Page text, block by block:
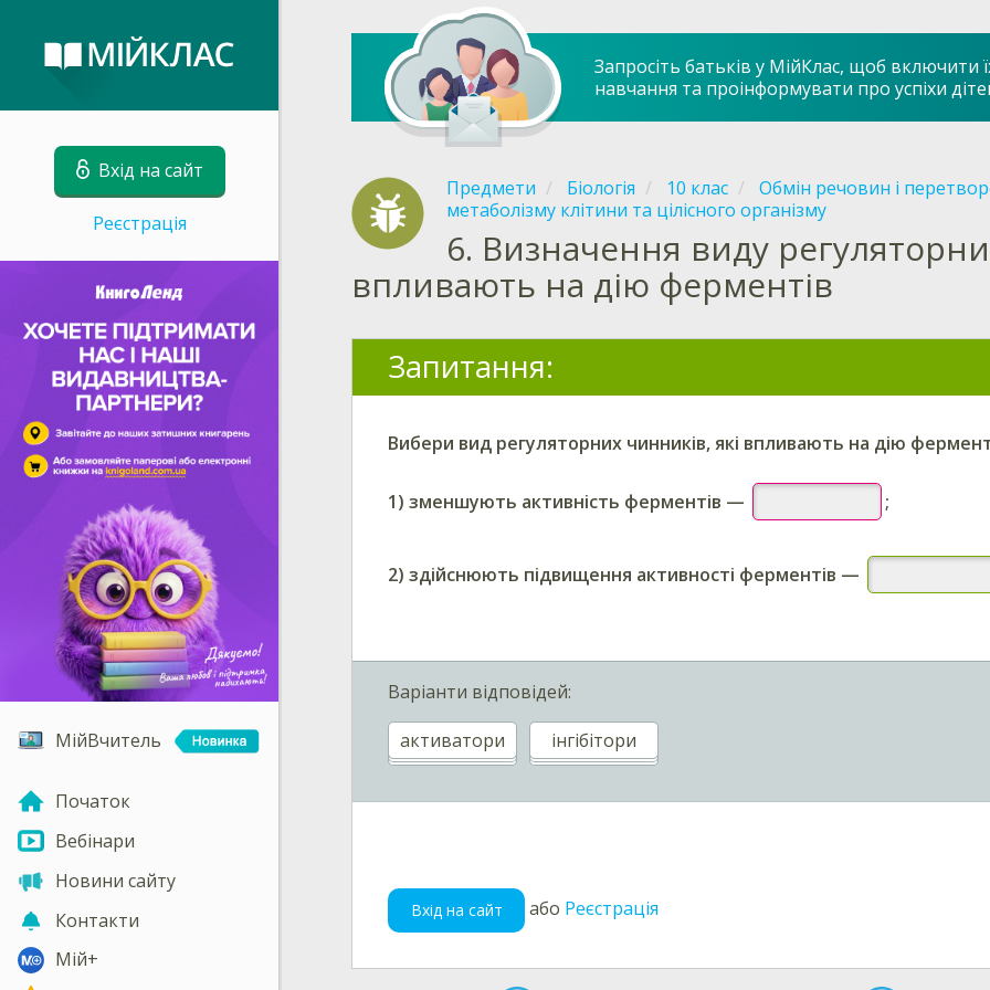
Вхід на сайт
Реєстрація
МійВчитель
Початок
Вебінари
Новини сайту
Контакти
Мій+
Запросіть батьків у МійКлас, щоб включити
навчання та проінформувати про успіхи
Предмети Біологія 10 клас
Обмін речовин і
метаболізму клітини та цілісного організму
6. Визначення виду
впливають на дію ферментів
Запитання:
Вибери вид регуляторних чинників, які впливають на дію
1) зменшують активність ферментів — ;
2) здійснюють підвищення активності ферментів —
Варіанти відповідей:
активатори
інгібітори
Вхід на сайт або Реєстрація